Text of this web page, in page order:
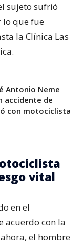
sujeto sufrió
lo que fue
la Clínica Las
Antonio Neme
accidente de
con motociclista
vital
en el
acuerdo con la
el hombre